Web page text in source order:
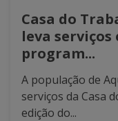
Casa do
leva
program...
A população de
serviços da Casa
edição do...